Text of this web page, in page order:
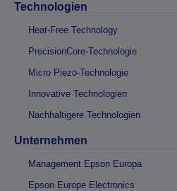
Technologien
Heat-Free Technology
PrecisionCore-Technologie
Micro Piezo-Technologie
Innovative Technologien
Nachhaltigere Technologien
Unternehmen
Management Epson Europa
Epson Europe Electronics